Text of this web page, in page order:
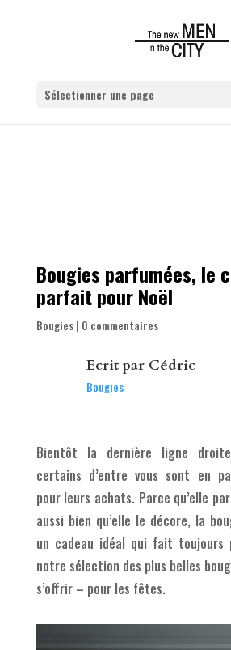
Sélectionner une page
Bougies parfumées, le
parfait pour Noël
Bougies| 0 commentaires
Ecrit par Cédric
Bougies
Bientôt la dernière ligne
certains d’entre vous sont en
pour leurs achats. Parce qu’elle
aussi bien qu’elle le décore, la
un cadeau idéal qui fait toujours
notre sélection des plus belles
s’offrir – pour les fêtes.